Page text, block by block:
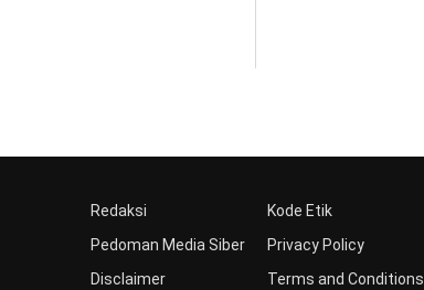
Redaksi
Pedoman Media Siber
Disclaimer
Kode Etik
Privacy Policy
Terms and Conditions